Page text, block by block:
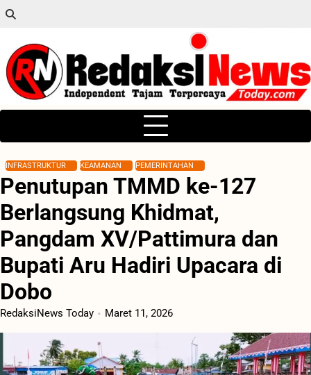
Skip
content
INFRASTRUKTUR KEAMANAN PEMERINTAHAN
Penutupan TMMD ke-127
Berlangsung Khidmat,
Pangdam XV/Pattimura dan
Bupati Aru Hadiri Upacara di
Dobo
RedaksiNews Today Maret 11, 2026